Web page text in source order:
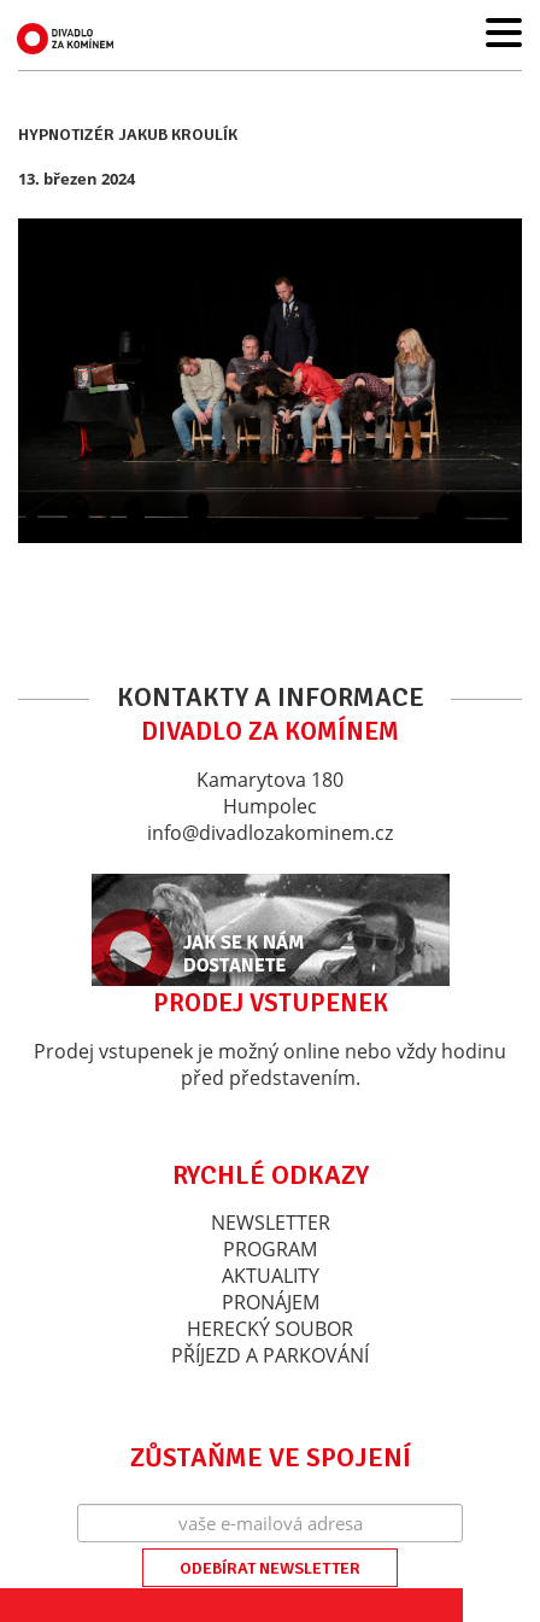
HYPNOTIZÉR JAKUB KROULÍK
13. březen 2024
KONTAKTY A INFORMACE
DIVADLO ZA KOMÍNEM
Kamarytova 180
Humpolec
info@divadlozakominem.cz
PRODEJ VSTUPENEK
Prodej vstupenek je možný online nebo vždy hodinu
před představením.
RYCHLÉ ODKAZY
NEWSLETTER
PROGRAM
AKTUALITY
PRONÁJEM
HERECKÝ SOUBOR
PŘÍJEZD A PARKOVÁNÍ
ZŮSTAŇME VE SPOJENÍ